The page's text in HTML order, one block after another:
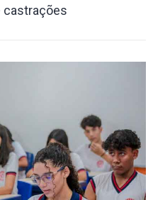
castrações